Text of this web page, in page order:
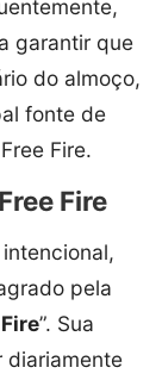
garantir que
do almoço,
fonte de
Fire.
Fire
pela
”. Sua
diariamente